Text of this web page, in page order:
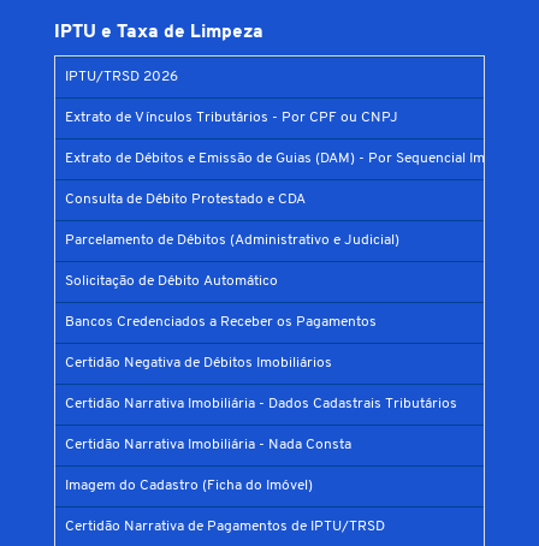
IPTU e Taxa de Limpeza
IPTU/TRSD 2026
Extrato de Vínculos Tributários - Por CPF ou CNPJ
Extrato de Débitos e Emissão de Guias (DAM) - Por Sequencial Imobiliário
Consulta de Débito Protestado e CDA
Parcelamento de Débitos (Administrativo e Judicial)
Solicitação de Débito Automático
Bancos Credenciados a Receber os Pagamentos
Certidão Negativa de Débitos Imobiliários
Certidão Narrativa Imobiliária - Dados Cadastrais Tributários
Certidão Narrativa Imobiliária - Nada Consta
Imagem do Cadastro (Ficha do Imóvel)
Certidão Narrativa de Pagamentos de IPTU/TRSD